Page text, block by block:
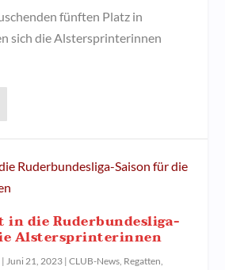
fünften Platz in
sich die Alstersprinterinnen
in die Ruderbundesliga-
Alstersprinterinnen
|Juni 21, 2023 |CLUB-News, Regatten,